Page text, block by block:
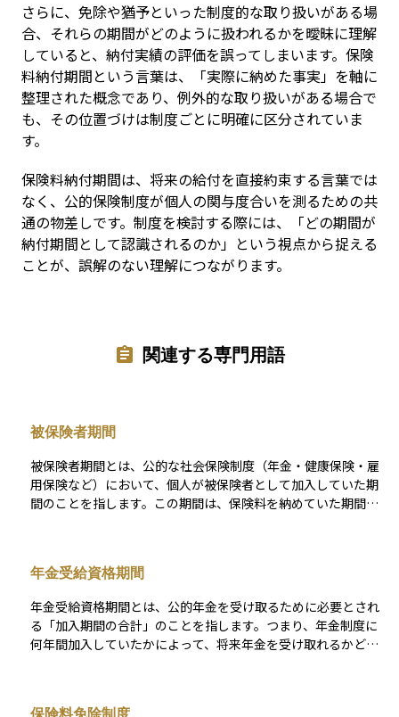
さらに、免除や猶予といった制度的な取り扱いがある場
合、それらの期間がどのように扱われるかを曖昧に理解
していると、納付実績の評価を誤ってしまいます。保険
料納付期間という言葉は、「実際に納めた事実」を軸に
整理された概念であり、例外的な取り扱いがある場合で
も、その位置づけは制度ごとに明確に区分されていま
す。
保険料納付期間は、将来の給付を直接約束する言葉では
なく、公的保険制度が個人の関与度合いを測るための共
通の物差しです。制度を検討する際には、「どの期間が
納付期間として認識されるのか」という視点から捉える
ことが、誤解のない理解につながります。
関連する専門用語
被保険者期間
被保険者期間とは、公的な社会保険制度（年金・健康保険・雇
用保険など）において、個人が被保険者として加入していた期
間のことを指します。この期間は、保険料を納めていた期間
民年金では10年以上の被保険者期間が必要であり、厚生年金で
は勤務期間に応じて給付額が増えます。つまり、被保険者期間
は「どれだけ長く社会保険に守られていたか」を示すものであ
り、老後や失業時の保障に大きく影響する重要な指標です。
年金受給資格期間
年金受給資格期間とは、公的年金を受け取るために必要とされ
る「加入期間の合計」のことを指します。つまり、年金制度に
何年間加入していたかによって、将来年金を受け取れるかどう